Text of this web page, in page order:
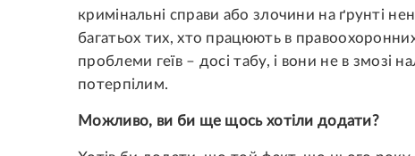
кримінальні справи або злочини на ґрунті
багатьох тих, хто працюють в
проблеми геїв – досі табу, і вони не в
потерпілим.
Можливо, ви би ще щось хотіли додати?